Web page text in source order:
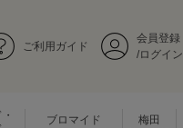
ご利用ガイド
会員登録
/ログイン
ブロマイド
梅田